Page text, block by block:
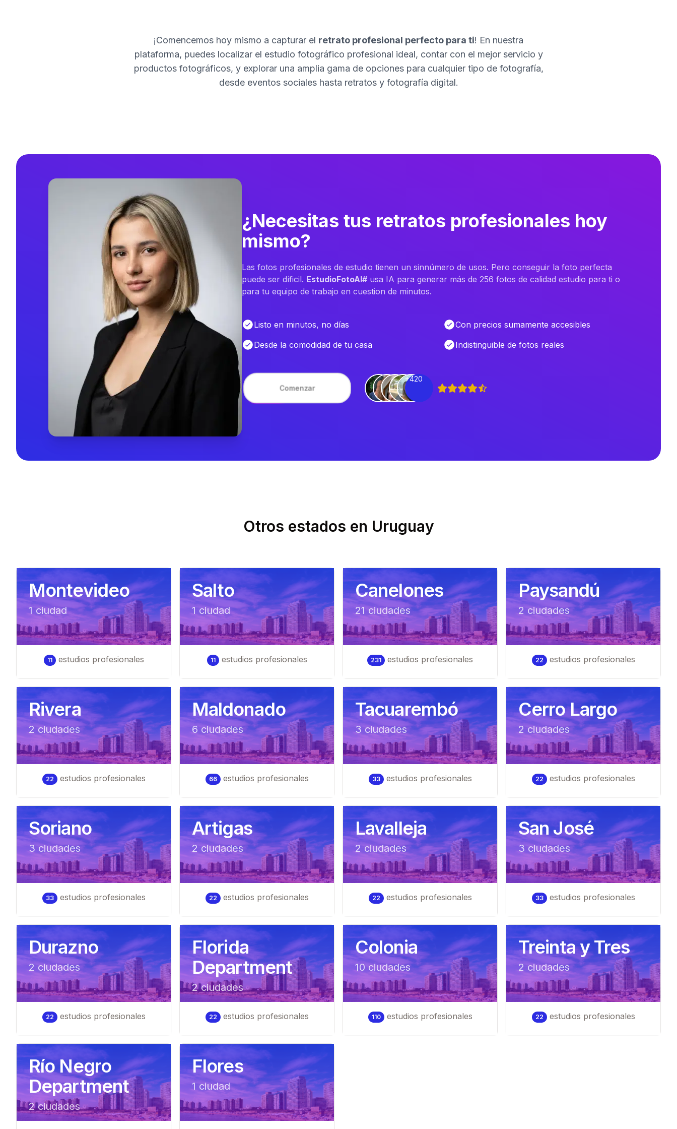
¡Comencemos hoy mismo a capturar el retrato profesional perfecto para ti! En nuestra
plataforma, puedes localizar el estudio fotográfico profesional ideal, contar con el mejor servicio y
productos fotográficos, y explorar una amplia gama de opciones para cualquier tipo de fotografía,
desde eventos sociales hasta retratos y fotografía digital.
¿Necesitas tus retratos profesionales hoy
mismo?
Las fotos profesionales de estudio tienen un sinnúmero de usos. Pero conseguir la foto perfecta
puede ser díficil. EstudioFotoAI# usa IA para generar más de 256 fotos de calidad estudio para ti o
para tu equipo de trabajo en cuestion de minutos.
Listo en minutos, no días
Con precios sumamente accesibles
Desde la comodidad de tu casa
Indistinguible de fotos reales
Comenzar
+420
Otros estados en Uruguay
Montevideo
1 ciudad
11 estudios profesionales
Salto
1 ciudad
11 estudios profesionales
Canelones
21 ciudades
231 estudios profesionales
Paysandú
2 ciudades
22 estudios profesionales
Rivera
2 ciudades
22 estudios profesionales
Maldonado
6 ciudades
66 estudios profesionales
Tacuarembó
3 ciudades
33 estudios profesionales
Cerro Largo
2 ciudades
22 estudios profesionales
Soriano
3 ciudades
33 estudios profesionales
Artigas
2 ciudades
22 estudios profesionales
Lavalleja
2 ciudades
22 estudios profesionales
San José
3 ciudades
33 estudios profesionales
Durazno
2 ciudades
22 estudios profesionales
Florida
Department
2ciudades
22 estudios profesionales
Colonia
10 ciudades
110 estudios profesionales
Treinta y Tres
2 ciudades
22 estudios profesionales
Río Negro
Department
2ciudades
Flores
1 ciudad